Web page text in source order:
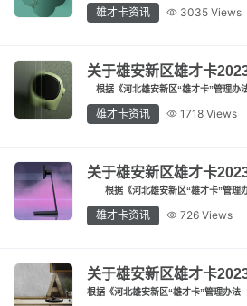
雄才卡资讯
雄安新闻
雄才卡资讯 3035 Views
关于雄安新区雄才卡
根据《河北雄安新区“雄才卡”管理办
雄才卡资讯 1718 Views
关于雄安新区雄才卡
根据《河北雄安新区“雄才卡”管理
雄才卡资讯 726 Views
关于雄安新区雄才卡
根据《河北雄安新区“雄才卡”管理办法